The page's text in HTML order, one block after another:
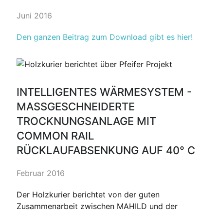
Juni 2016
Den ganzen Beitrag zum Download gibt es hier!
INTELLIGENTES WÄRMESYSTEM -
MASSGESCHNEIDERTE T
ROCKNUNGSANLAGE MIT C
OMMON RAIL R
ÜCKLAUFABSENKUNG AUF 40° C
Februar 2016
Der Holzkurier berichtet von der guten
Zusammenarbeit zwischen MAHILD und der